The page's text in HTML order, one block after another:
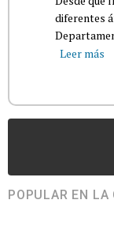
diferentes
Leer más
POPULAR EN